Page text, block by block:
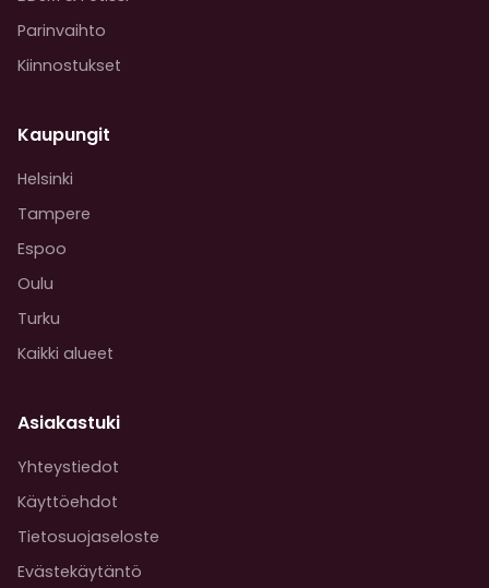
Parinvaihto
Kiinnostukset
Kaupungit
Helsinki
Tampere
Espoo
Oulu
Turku
Kaikki alueet
Asiakastuki
Yhteystiedot
Käyttöehdot
Tietosuojaseloste
Evästekäytäntö